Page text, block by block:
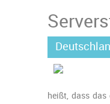
heißt, dass das